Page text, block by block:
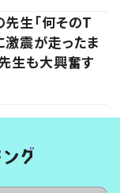
生「何そのT
激震が走ったま
生も大興奮す